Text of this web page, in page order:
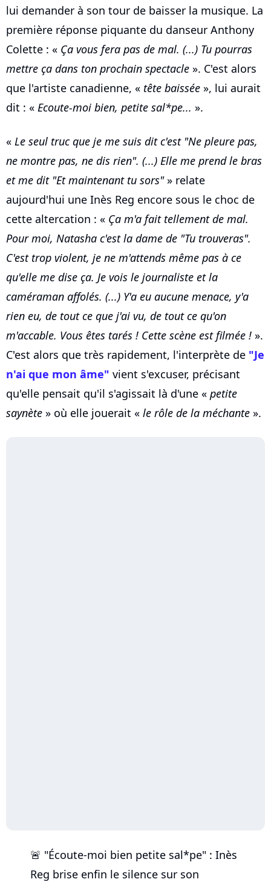
lui demander à son tour de baisser la musique. La
première réponse piquante du danseur Anthony
Colette : « Ça vous fera pas de mal. (...) Tu pourras
mettre ça dans ton prochain spectacle ». C'est alors
que l'artiste canadienne, « tête baissée », lui aurait
dit : « Ecoute-moi bien, petite sal*pe... ».
« Le seul truc que je me suis dit c'est "Ne pleure pas,
ne montre pas, ne dis rien". (...) Elle me prend le bras
et me dit "Et maintenant tu sors"» relate
aujourd'hui une Inès Reg encore sous le choc de
cette altercation : « Ça m'a fait tellement de mal.
Pour moi, Natasha c'est la dame de "Tu trouveras".
C'est trop violent, je ne m'attends même pas à ce
qu'elle me dise ça. Je vois le journaliste et la
caméraman affolés. (...) Y'a eu aucune menace, y'a
rien eu, de tout ce que j'ai vu, de tout ce qu'on
m'accable. Vous êtes tarés ! Cette scène est filmée ! ».
C'est alors que très rapidement, l'interprète de "Je
n'ai que mon âme" vient s'excuser, précisant
qu'elle pensait qu'il s'agissait là d'une « petite
saynète » où elle jouerait « le rôle de la méchante ».
🚨 "Écoute-moi bien petite sal*pe" : Inès
Reg brise enfin le silence sur son